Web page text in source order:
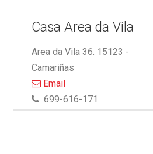
Casa Area da Vila
Area da Vila 36. 15123 -
Camariñas
Email
699-616-171